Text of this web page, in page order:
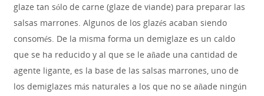
glaze tan sólo de carne (glaze de viande) para preparar las
salsas marrones. Algunos de los glazés acaban siendo
consomés. De la misma forma un demiglaze es un caldo
que se ha reducido y al que se le añade una cantidad de
agente ligante, es la base de las salsas marrones, uno de
los demiglazes más naturales a los que no se añade ningún